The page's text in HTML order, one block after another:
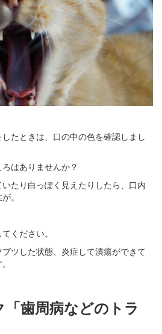
たときは、口の中の色を確認しまし
はありませんか？
たり白っぽく見えたりしたら、口内
。
ください。
ツした状態、炎症して潰瘍ができて
歯周病などのトラ